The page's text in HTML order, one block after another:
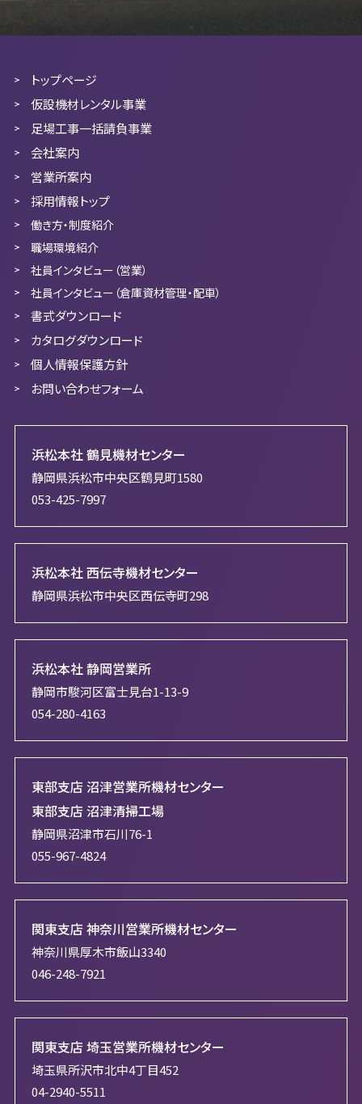
トップページ
仮設機材レンタル事業
足場工事一括請負事業
会社案内
営業所案内
採用情報トップ
働き方・制度紹介
職場環境紹介
社員インタビュー（営業）
社員インタビュー（倉庫資材管理・配車）
書式ダウンロード
カタログダウンロード
個人情報保護方針
お問い合わせフォーム
浜松本社 鶴見機材センター
静岡県浜松市中央区鶴見町1580
053-425-7997
浜松本社 西伝寺機材センター
静岡県浜松市中央区西伝寺町298
浜松本社 静岡営業所
静岡市駿河区富士見台1-13-9
054-280-4163
東部支店 沼津営業所機材センター
東部支店 沼津清掃工場
静岡県沼津市石川76-1
055-967-4824
関東支店 神奈川営業所機材センター
神奈川県厚木市飯山3340
046-248-7921
関東支店 埼玉営業所機材センター
埼玉県所沢市北中4丁目452
04-2940-5511